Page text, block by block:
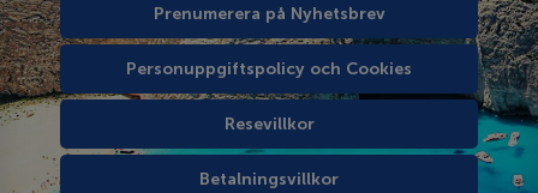
Prenumerera på Nyhetsbrev
Personuppgiftspolicy och Cookies
Resevillkor
Betalningsvillkor